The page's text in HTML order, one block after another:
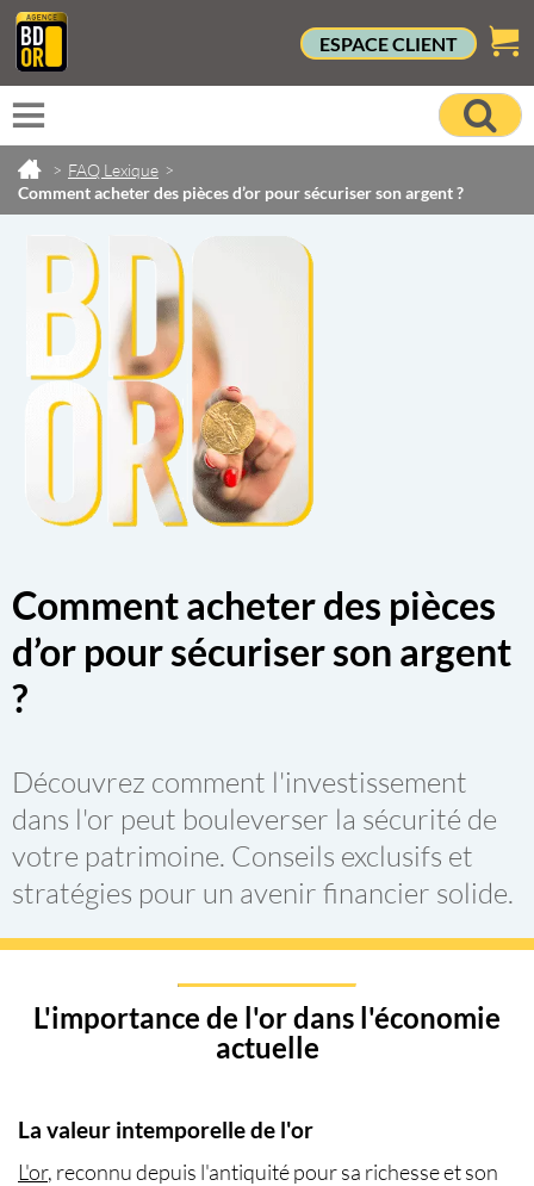
ESPACE CLIENT
> FAQ Lexique >
Comment acheter des pièces d’or pour sécuriser son argent ?
Comment acheter des pièces
d’or pour sécuriser son argent
?
Découvrez comment l'investissement
dans l'or peut bouleverser la sécurité de
votre patrimoine. Conseils exclusifs et
stratégies pour un avenir financier solide.
L'importance de l'or dans l'économie
actuelle
La valeur intemporelle de l'or
L'or, reconnu depuis l'antiquité pour sa richesse et son